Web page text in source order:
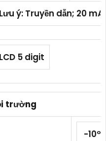
Lưu ý: Truyền dẫn; 20
LCD 5 digit
trường
-